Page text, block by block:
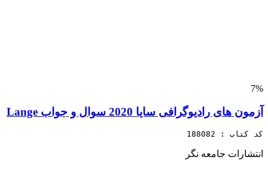
7%
آزمون های رادیوگرافی سایا 2020 سوال و جواب Lange
کد کتاب : 188082
انتشارات جامعه نگر